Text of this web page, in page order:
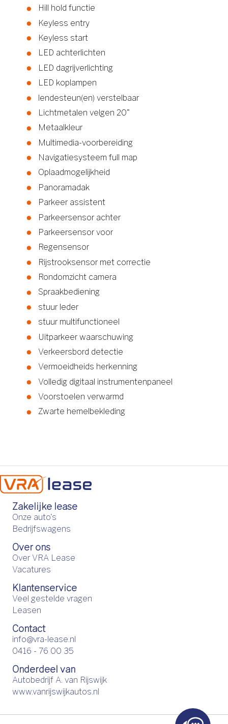
Hill hold functie
Keyless entry
Keyless start
LED achterlichten
LED dagrijverlichting
LED koplampen
lendesteun(en) verstelbaar
Lichtmetalen velgen 20"
Metaalkleur
Multimedia-voorbereiding
Navigatiesysteem full map
Oplaadmogelijkheid
Panoramadak
Parkeer assistent
Parkeersensor achter
Parkeersensor voor
Regensensor
Rijstrooksensor met correctie
Rondomzicht camera
Spraakbediening
stuur leder
stuur multifunctioneel
Uitparkeer waarschuwing
Verkeersbord detectie
Vermoeidheids herkenning
Volledig digitaal instrumentenpaneel
Voorstoelen verwarmd
Zwarte hemelbekleding
Zakelijke lease
Onze auto's
Bedrijfswagens
Over ons
Over VRA Lease
Vacatures
Klantenservice
Veel gestelde vragen
Leasen
Contact
info@vra-lease.nl
0416 - 76 00 35
Onderdeel van
Autobedrijf A. van Rijswijk
www.vanrijswijkautos.nl